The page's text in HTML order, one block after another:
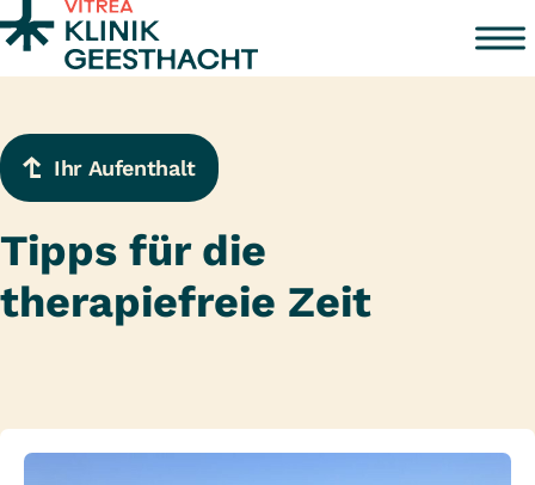
Zum Inhalt springen
Ihr Aufenthalt
Tipps für die
therapiefreie Zeit